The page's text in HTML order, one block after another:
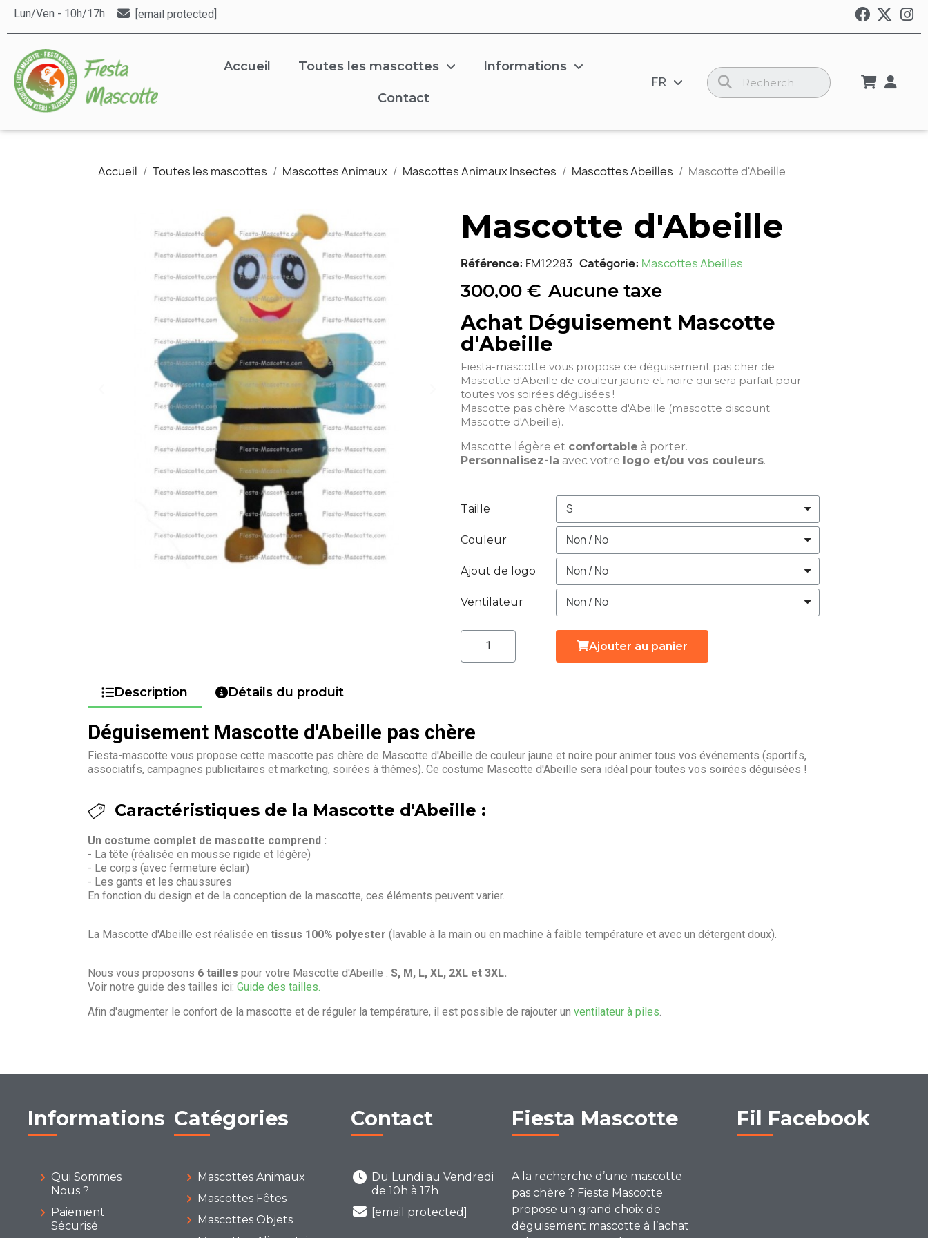
Lun/Ven - 10h/17h [email protected]
Accueil Toutes les mascottes Informations
Contact
FR
Accueil Toutes les mascottes Mascottes Animaux Mascottes Animaux Insectes Mascottes Abeilles Mascotte d'Abeille
Mascotte d'Abeille
Référence FM12283 Catégorie Mascottes Abeilles
300,00 € Aucune taxe
Achat Déguisement Mascotte
d'Abeille
Fiesta-mascotte vous propose ce déguisement pas cher de
Mascotte d'Abeille de couleur jaune et noire qui sera parfait pour
toutes vos soirées déguisées !
Mascotte pas chère Mascotte d'Abeille (mascotte discount
Mascotte d'Abeille).
Mascotte légère et confortable à porter.
Personnalisez-la avec votre logo et/ou vos couleurs.
Taille
Couleur
Ajout de logo
Ventilateur
Ajouter au panier
Description Détails du produit
Déguisement Mascotte d'Abeille pas chère
Fiesta-mascotte vous propose cette mascotte pas chère de Mascotte d'Abeille de couleur jaune et noire pour animer tous vos événements (sportifs,
associatifs, campagnes publicitaires et marketing, soirées à thèmes). Ce costume Mascotte d'Abeille sera idéal pour toutes vos soirées déguisées !
Caractéristiques de la Mascotte d'Abeille :
Un costume complet de mascotte comprend :
- La tête (réalisée en mousse rigide et légère)
- Le corps (avec fermeture éclair)
- Les gants et les chaussures
En fonction du design et de la conception de la mascotte, ces éléments peuvent varier.
La Mascotte d'Abeille est réalisée en tissus 100% polyester (lavable à la main ou en machine à faible température et avec un détergent doux).
Nous vous proposons 6 tailles pour votre Mascotte d'Abeille : S, M, L, XL, 2XL et 3XL.
Voir notre guide des tailles ici: Guide des tailles.
Afin d'augmenter le confort de la mascotte et de réguler la température, il est possible de rajouter un ventilateur à piles.
Informations
Qui Sommes
Nous ?
Paiement
Sécurisé
Catégories
Mascottes Animaux
Mascottes Fêtes
Mascottes Objets
Contact
Du Lundi au Vendredi
de 10h à 17h
[email protected]
Fiesta Mascotte
A la recherche d’une mascotte
pas chère ? Fiesta Mascotte
propose un grand choix de
déguisement mascotte à l’achat.
Fil Facebook